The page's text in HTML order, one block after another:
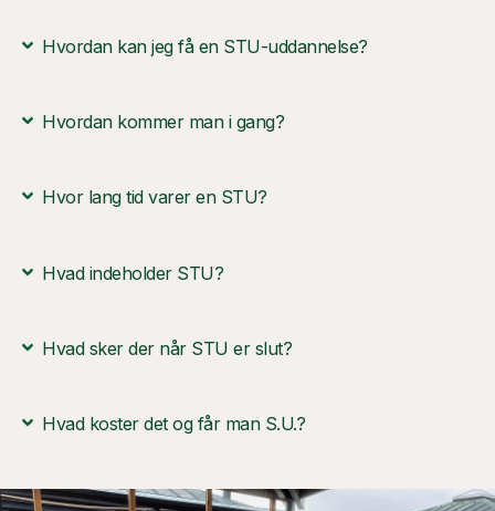
Hvordan kan jeg få en STU-uddannelse?
Hvordan kommer man i gang?
Hvor lang tid varer en STU?
Hvad indeholder STU?
Hvad sker der når STU er slut?
Hvad koster det og får man S.U.?